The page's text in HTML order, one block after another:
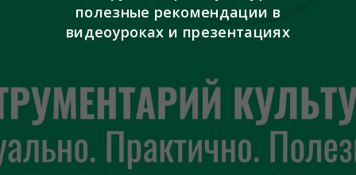
полезные рекомендации в
видеоуроках и презентациях